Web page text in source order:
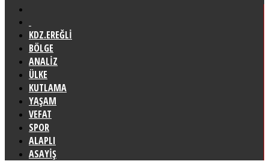
KDZ.EREĞLİ
BÖLGE
ANALİZ
ÜLKE
KUTLAMA
YAŞAM
VEFAT
SPOR
ALAPLI
ASAYİŞ